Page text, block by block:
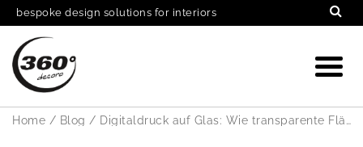
bespoke design solutions for interiors
Home / Blog / Digitaldruck auf Glas: Wie transparente Flächen zu emotionalem Raumdesign werden